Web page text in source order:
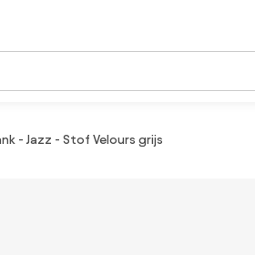
- Jazz - Stof Velours grijs